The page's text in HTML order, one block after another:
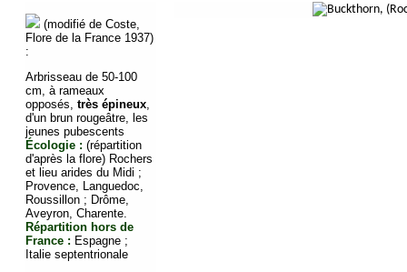
(modifié de Coste,
Flore de la France 1937)
:
Arbrisseau de 50-100
cm, à rameaux
opposés,très épineux
d'un brun rougeâtre, les
jeunes pubescents
Écologie :(répartition
d'après la flore) Rochers
et lieu arides du Midi ;
Provence, Languedoc,
Roussillon ; Drôme,
Aveyron, Charente.
Répartition hors de
France : Espagne ;
Italie septentrionale